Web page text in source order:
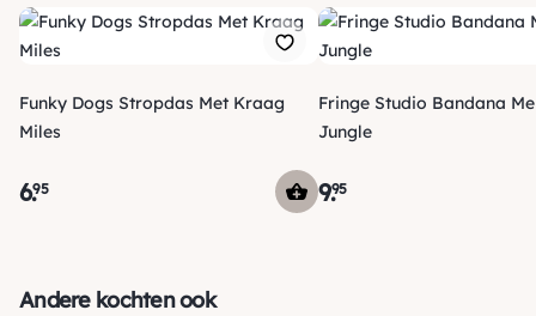
Je ontvangt een track & trace code van ons zodat je je
Funky Dogs Stropdas Met Kraag
Miles
6.95
Fringe Studio Bandana
Jungle
9.95
Andere kochten ook